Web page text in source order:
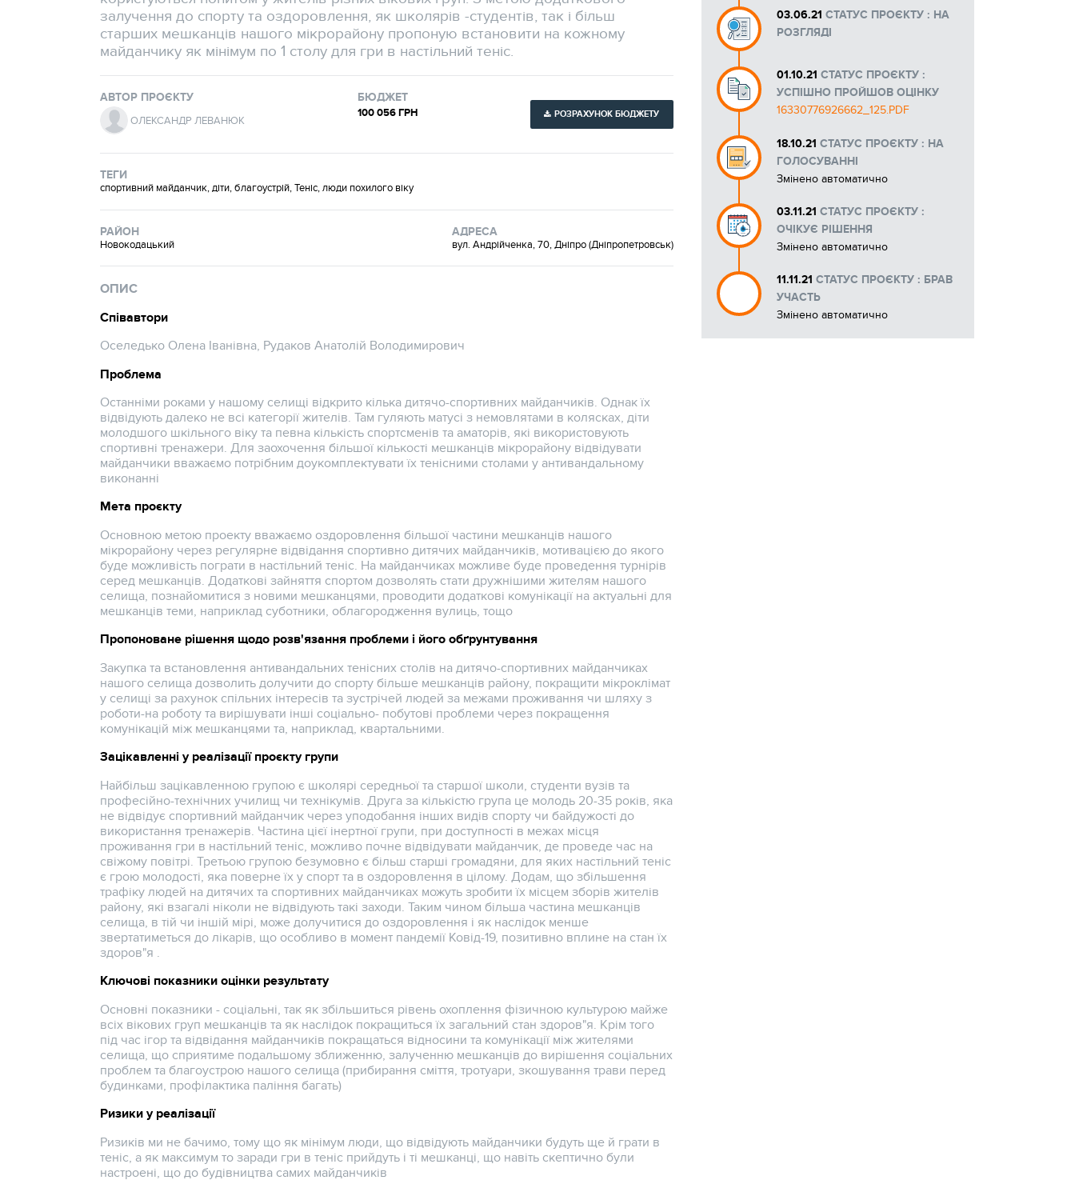
залучення до спорту та оздоровлення, як школярів -студентів, так і більш
старших мешканців нашого мікрорайону пропоную встановити на кожному
майданчику як мінімум по 1 столу для гри в настільний теніс.
АВТОР ПРОЄКТУ
ОЛЕКСАНДР ЛЕВАНЮК
БЮДЖЕТ
100 056 ГРН РОЗРАХУНОК БЮДЖЕТУ
ТЕГИ
спортивний майданчик, діти, благоустрій, Теніс, люди похилого віку
РАЙОН
Новокодацький
АДРЕСА
вул. Андрійченка, 70, Дніпро (Дніпропетровськ)
ОПИС
Співавтори
Оселедько Олена Іванівна, Рудаков Анатолій Володимирович
Проблема
Останніми роками у нашому селищі відкрито кілька дитячо-спортивних майданчиків. Однак їх
відвідують далеко не всі категорії жителів. Там гуляють матусі з немовлятами в колясках, діти
молодшого шкільного віку та певна кількість спортсменів та аматорів, які використовують
спортивні тренажери. Для заохочення більшої кількості мешканців мікрорайону відвідувати
майданчики вважаємо потрібним доукомплектувати їх тенісними столами у антивандальному
виконанні
Мета проєкту
Основною метою проекту вважаємо оздоровлення більшої частини мешканців нашого
мікрорайону через регулярне відвідання спортивно дитячих майданчиків, мотивацією до якого
буде можливість пограти в настільний теніс. На майданчиках можливе буде проведення турнірів
серед мешканців. Додаткові зайняття спортом дозволять стати дружнішими жителям нашого
селища, познайомитися з новими мешканцями, проводити додаткові комунікації на актуальні для
мешканців теми, наприклад суботники, облагородження вулиць, тощо
Пропоноване рішення щодо розв'язання проблеми і його обґрунтування
Закупка та встановлення антивандальних тенісних столів на дитячо-спортивних майданчиках
нашого селища дозволить долучити до спорту більше мешканців району, покращити мікроклімат
у селищі за рахунок спільних інтересів та зустрічей людей за межами проживання чи шляху з
роботи-на роботу та вирішувати інші соціально- побутові проблеми через покращення
комунікацій між мешканцями та, наприклад, квартальними.
Зацікавленні у реалізації проєкту групи
Найбільш зацікавленною групою є школярі середньої та старшої школи, студенти вузів та
професійно-технічних училищ чи технікумів. Друга за кількістю група це молодь 20-35 років, яка
не відвідує спортивний майданчик через уподобання інших видів спорту чи байдужості до
використання тренажерів. Частина цієї інертної групи, при доступності в межах місця
проживання гри в настільний теніс, можливо почне відвідувати майданчик, де проведе час на
свіжому повітрі. Третьою групою безумовно є більш старші громадяни, для яких настільний теніс
є грою молодості, яка поверне їх у спорт та в оздоровлення в цілому. Додам, що збільшення
трафіку людей на дитячих та спортивних майданчиках можуть зробити їх місцем зборів жителів
району, які взагалі ніколи не відвідують такі заходи. Таким чином більша частина мешканців
селища, в тій чи іншій мірі, може долучитися до оздоровлення і як наслідок менше
звертатиметься до лікарів, що особливо в момент пандемії Ковід-19, позитивно вплине на стан їх
здоров"я .
Ключові показники оцінки результату
Основні показники - соціальні, так як збільшиться рівень охоплення фізичною культурою майже
всіх вікових груп мешканців та як наслідок покращиться їх загальний стан здоров"я. Крім того
під час ігор та відвідання майданчиків покращаться відносини та комунікації між жителями
селища, що сприятиме подальшому зближенню, залученню мешканців до вирішення соціальних
проблем та благоустрою нашого селища (прибирання сміття, тротуари, зкошування трави перед
будинками, профілактика паління багать)
Ризики у реалізації
Ризиків ми не бачимо, тому що як мінімум люди, що відвідують майданчики будуть ще й грати в
теніс, а як максимум то заради гри в теніс прийдуть і ті мешканці, що навіть скептично були
настроені, що до будівництва самих майданчиків
03.06.21 СТАТУС ПРОЄКТУ : НА
РОЗГЛЯДІ
01.10.21 СТАТУС ПРОЄКТУ :
УСПІШНО ПРОЙШОВ ОЦІНКУ
16330776926662_125.PDF
18.10.21 СТАТУС ПРОЄКТУ : НА
ГОЛОСУВАННІ
Змінено автоматично
03.11.21 СТАТУС ПРОЄКТУ :
ОЧІКУЄ РІШЕННЯ
Змінено автоматично
11.11.21 СТАТУС ПРОЄКТУ : БРАВ
УЧАСТЬ
Змінено автоматично